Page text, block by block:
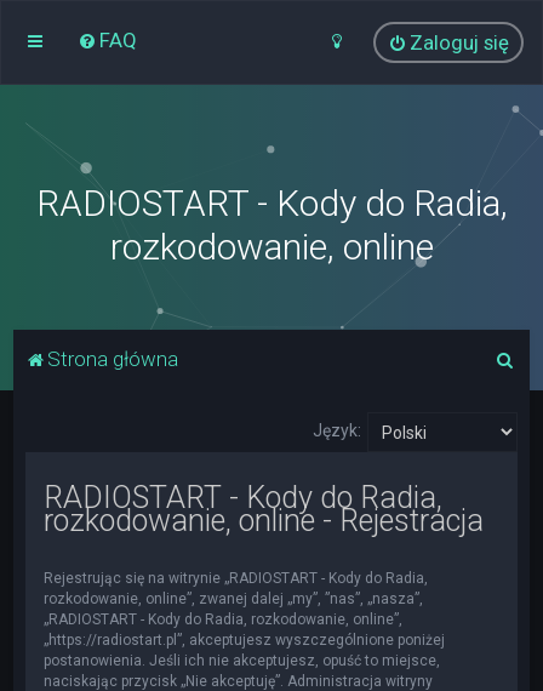
FAQ Zaloguj się
RADIOSTART - Kody do Radia,
rozkodowanie, online
Strona główna
Język:
RADIOSTART - Kody do Radia,
rozkodowanie, online - Rejestracja
Rejestrując się na witrynie „RADIOSTART - Kody do Radia,
rozkodowanie, online”, zwanej dalej „my”, ”nas”, „nasza”,
„RADIOSTART - Kody do Radia, rozkodowanie, online”,
„https://radiostart.pl”, akceptujesz wyszczególnione poniżej
postanowienia. Jeśli ich nie akceptujesz, opuść to miejsce,
naciskając przycisk „Nie akceptuję”. Administracja witryny